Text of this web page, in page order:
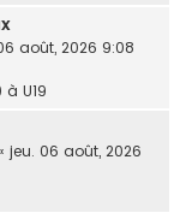
août, 2026 9:08
U19
jeu. 06 août, 2026